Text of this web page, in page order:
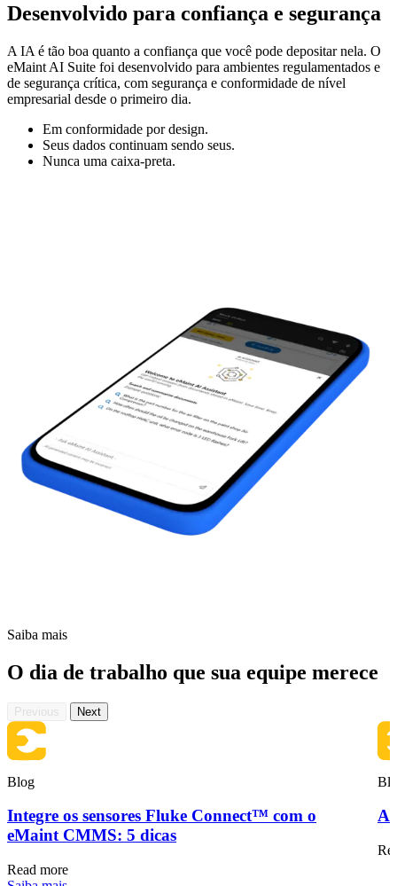
See how teams like yours use eMaint
Read stories
Desenvolvido para confiança e segurança
A IA é tão boa quanto a confiança que você pode depositar nela. O
eMaint AI Suite foi desenvolvido para ambientes regulamentados e
de segurança crítica, com segurança e conformidade de nível
empresarial desde o primeiro dia.
Em conformidade por design.
Seus dados continuam sendo seus.
Nunca uma caixa-preta.
Saiba mais
O dia de trabalho que sua equipe merece
Previous Next
Blog
Integre os sensores Fluke Connect™ com o
eMaint CMMS: 5 dicas
Read more